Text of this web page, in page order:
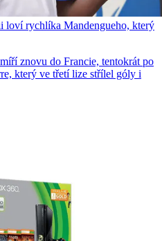
loví rychlíka Mandengueho, který
znovu do Francie, tentokrát po
který ve třetí lize střílel góly i